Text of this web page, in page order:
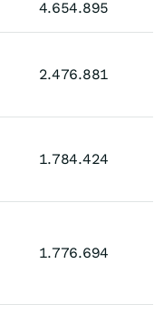
4.654.895
2.476.881
1.784.424
1.776.694